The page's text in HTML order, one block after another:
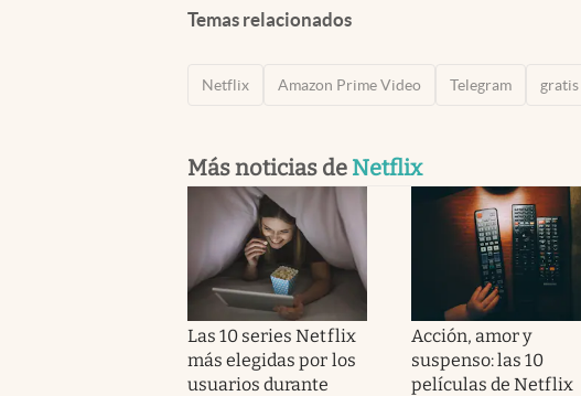
Temas relacionados
Netflix Amazon Prime Video Telegram gratis
Más noticias de Netflix
Las 10 series Netflix
más elegidas por los
usuarios durante
Acción, amor y
suspenso: las 10
películas de Netflix